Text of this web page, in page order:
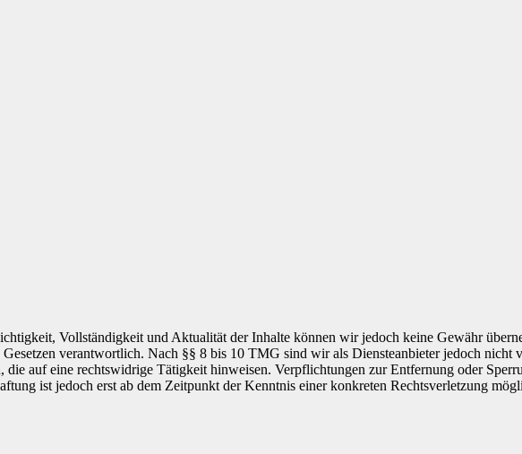
Vollständigkeit und Aktualität der Inhalte können wir jedoch keine Gewähr
verantwortlich. Nach §§ 8 bis 10 TMG sind wir als Diensteanbieter jedoch nicht
auf eine rechtswidrige Tätigkeit hinweisen. Verpflichtungen zur Entfernung oder
ist jedoch erst ab dem Zeitpunkt der Kenntnis einer konkreten Rechtsverletzung